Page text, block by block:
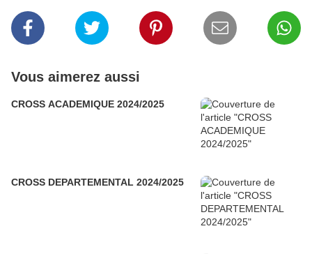
Vous aimerez aussi
CROSS ACADEMIQUE 2024/2025
CROSS DEPARTEMENTAL 2024/2025